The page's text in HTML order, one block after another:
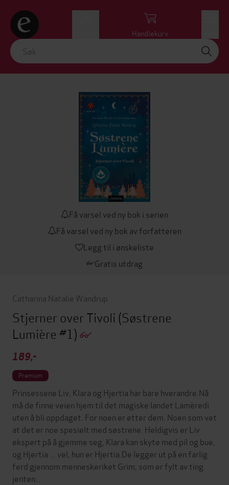
Handlekurv
Få varsel ved ny bok i serien
Få varsel ved ny bok av forfatteren
Legg til i ønskeliste
Gratis utdrag
Catharina Natalie Wandrup
Stjerner over Tivoli (Søstrene
Lumière #1)
189,-
Premium
Prinsessene Liv, Klara og Hjertia har bare hverandre.Nå
må de finne veien hjem til det magiske landet Lamèredi
uten å bli oppdaget. For noen er etter dem. Noen som vet
at det er noe spesielt med søstrene. Heldigvis er Liv
ekspert på å gjemme seg, Klara kan skyte med pil og bue,
og Hjertia ... vel, hun er Hjertia.De legger ut på en farlig
ferd gjennom menneskeriket Grim, som er fylt av ting
jenten…